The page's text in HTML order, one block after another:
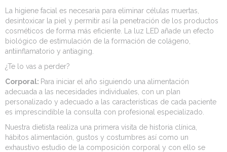
La higiene facial es necesaria para eliminar células muertas,
desintoxicar la piel y permitir así la penetración de los productos
cosméticos de forma más eficiente. La luz LED añade un efecto
biológico de estimulación de la formación de colágeno,
antiinflamatorio y antiaging.
¿Te lo vas a perder?
Corporal: Para iniciar el año siguiendo una alimentación
adecuada a las necesidades individuales, con un plan
personalizado y adecuado a las características de cada paciente
es imprescindible la consulta con profesional especializado.
Nuestra dietista realiza una primera visita de historia clínica,
hábitos alimentación, gustos y costumbres así como un
exhaustivo estudio de la composición corporal y con ello se